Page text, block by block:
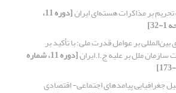
بر مذاکرات هسته‌ای ایران [دوره 11،
بین‌المللی بر عوامل قدرت ملی؛ با تأکید بر
سازمان ملل بر علیه ج.ا.ایران [دوره 11، شماره
جغرافیایی پیامدهای اجتماعی- اقتصادی